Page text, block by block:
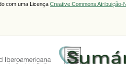
com uma LicençaCreative Commons Atribuição-